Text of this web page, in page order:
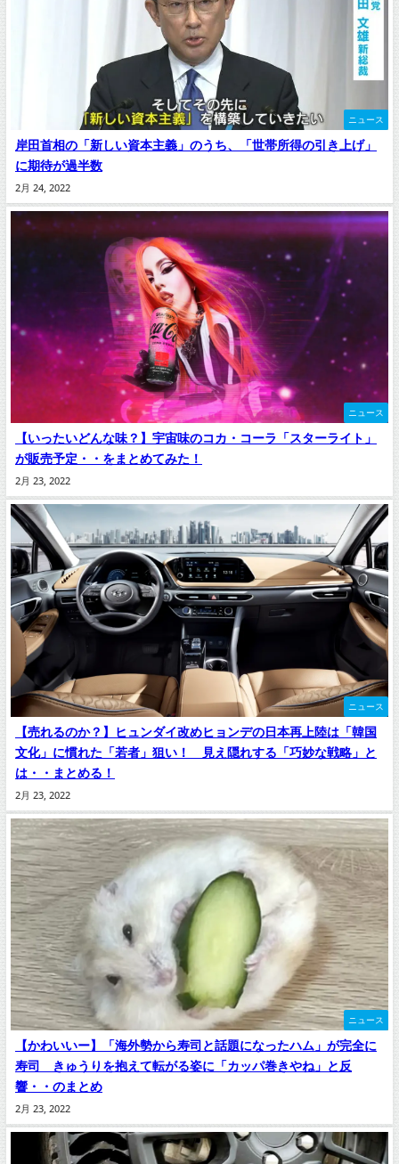
ニュース
岸田首相の「新しい資本主義」のうち、「世帯所得の引き上げ」
に期待が過半数
2月 24, 2022
ニュース
【いったいどんな味？】宇宙味のコカ・コーラ「スターライト」
が販売予定・・をまとめてみた！
2月 23, 2022
ニュース
【売れるのか？】ヒュンダイ改めヒョンデの日本再上陸は「韓国
文化」に慣れた「若者」狙い！ 見え隠れする「巧妙な戦略」と
は・・まとめる！
2月 23, 2022
ニュース
【かわいいー】「海外勢から寿司と話題になったハム」が完全に
寿司 きゅうりを抱えて転がる姿に「カッパ巻きやね」と反
響・・のまとめ
2月 23, 2022